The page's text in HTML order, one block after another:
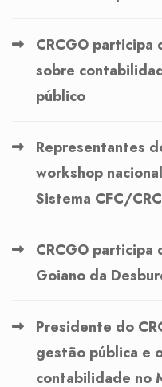
CRCGO participa
sobre
público
Representantes
workshop
Sistema CFC/
CRCGO participa
Goiano da
Presidente do
gestão pública e
contabilidade no